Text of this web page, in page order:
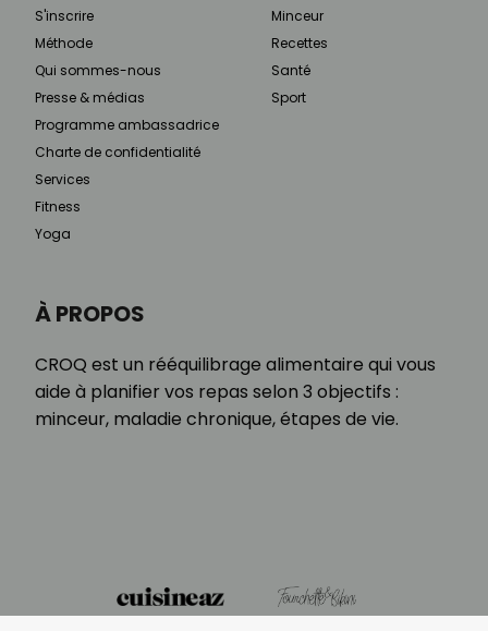
À PROPOS
CROQ est un rééquilibrage alimentaire qui vous
aide à planifier vos repas selon 3 objectifs :
minceur, maladie chronique, étapes de vie.
S'inscrire
Méthode
Qui sommes-nous
Presse & médias
Programme ambassadrice
Charte de confidentialité
Services
Fitness
Yoga
Minceur
Recettes
Santé
Sport